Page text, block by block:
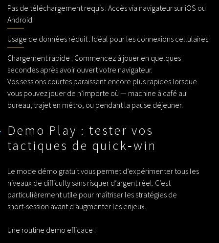
Pas de téléchargement requis : Accès via navigateur sur iOS ou
Android.
Usage de données réduit : Idéal pour les connexions cellulaires.
Chargement rapide : Commencez à jouer en quelques
secondes après avoir ouvert votre navigateur.
Vos sessions courtes paraissent encore plus rapides lorsque
vous pouvez jouer de n’importe où — machine à café au
bureau, trajet en métro, ou pendant la pause déjeuner.
Demo Play : tester vos
tactiques de quick‑win
Le mode démo gratuit vous permet d’expérimenter tous les
niveaux de difficulty sans risquer d’argent réel. C’est
particulièrement utile pour maîtriser les stratégies de
short‑session avant d’augmenter les enjeux.
Une routine demo efficace :